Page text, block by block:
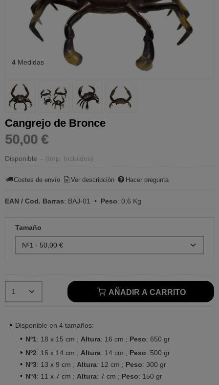
4 Medidas
Cangrejo de Bronce
50,00 €
Disponible - (Imp. Incluidos)
Costes de envío Ver descripción Hacer pregunta
EAN / Cod. Barras: BAJ-01 • Peso: 0,6 Kg
Tamaño
AÑADIR A CARRITO
Disponible en 4 tamaños:
Nº1: 18 x 15 cm ; Altura: 16 cm ; Peso: 650 gr
Nº2: 16 x 14 cm ; Altura: 14 cm ; Peso: 500 gr
Nº3: 13 x 9 cm ; Altura: 12 cm ; Peso: 300 gr
Nº4: 11 x 7 cm ; Altura: 7 cm ; Peso: 150 gr